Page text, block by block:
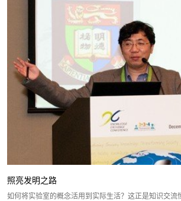
照亮发明之路
如何将实验室的概念活用到实际生活？这正是知识交流